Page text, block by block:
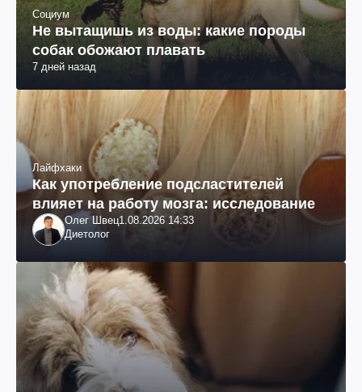
Социум
Не вытащишь из воды: какие породы
собак обожают плавать
7 дней назад
Лайфхаки
Как употребление подсластителей
влияет на работу мозга: исследование
Олег Швец1.08.2026 14:33
Диетолог